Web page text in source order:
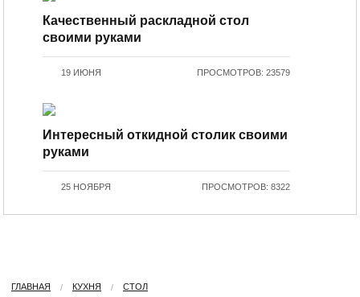
Качественный раскладной стол
своими руками
19 ИЮНЯ ПРОСМОТРОВ: 23579
Интересный откидной столик своими
руками
25 НОЯБРЯ ПРОСМОТРОВ: 8322
ГЛАВНАЯ КУХНЯ CТОЛ